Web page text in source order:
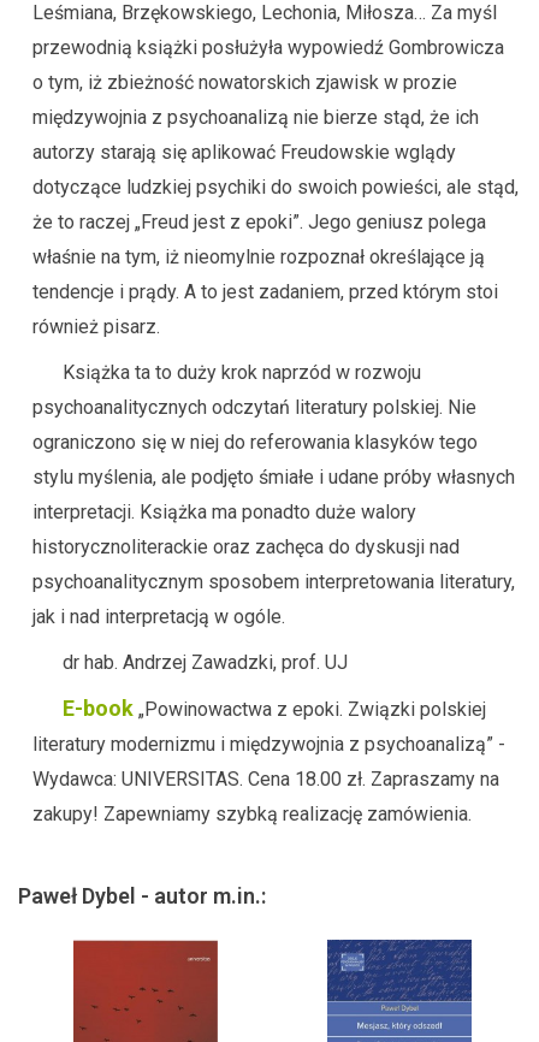
Leśmiana, Brzękowskiego, Lechonia, Miłosza… Za myśl
przewodnią książki posłużyła wypowiedź Gombrowicza
o tym, iż zbieżność nowatorskich zjawisk w prozie
międzywojnia z psychoanalizą nie bierze stąd, że ich
autorzy starają się aplikować Freudowskie wglądy
dotyczące ludzkiej psychiki do swoich powieści, ale stąd,
że to raczej „Freud jest z epoki”. Jego geniusz polega
właśnie na tym, iż nieomylnie rozpoznał określające ją
tendencje i prądy. A to jest zadaniem, przed którym stoi
również pisarz.
Książka ta to duży krok naprzód w rozwoju
psychoanalitycznych odczytań literatury polskiej. Nie
ograniczono się w niej do referowania klasyków tego
stylu myślenia, ale podjęto śmiałe i udane próby własnych
interpretacji. Książka ma ponadto duże walory
historycznoliterackie oraz zachęca do dyskusji nad
psychoanalitycznym sposobem interpretowania literatury,
jak i nad interpretacją w ogóle.
dr hab. Andrzej Zawadzki, prof. UJ
E-book „Powinowactwa z epoki. Związki polskiej
literatury modernizmu i międzywojnia z psychoanalizą” -
Wydawca: UNIVERSITAS. Cena 18.00 zł. Zapraszamy na
zakupy! Zapewniamy szybką realizację zamówienia.
Paweł Dybel - autor m.in.: